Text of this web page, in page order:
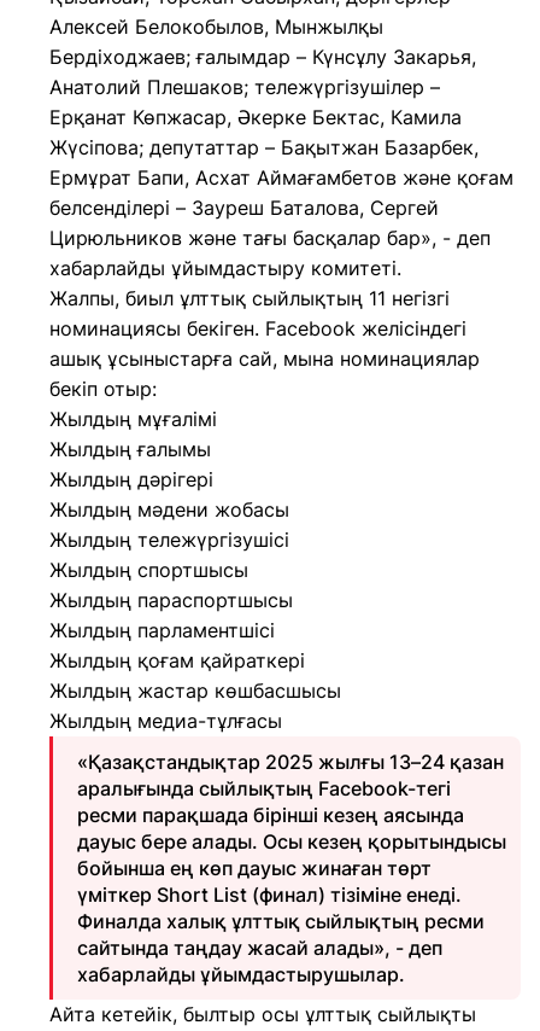
Алексей Белокобылов, Мынжылқы
Бердіходжаев; ғалымдар – Күнсұлу Закарья,
Анатолий Плешаков; тележүргізушілер –
Ерқанат Көпжасар, Әкерке Бектас, Камила
Жүсіпова; депутаттар – Бақытжан Базарбек,
Ермұрат Бапи, Асхат Аймағамбетов және қоғам
белсенділері – Зауреш Баталова, Сергей
Цирюльников және тағы басқалар бар», - деп
хабарлайды ұйымдастыру комитеті.
Жалпы, биыл ұлттық сыйлықтың 11 негізгі
номинациясы бекіген. Facebook желісіндегі
ашық ұсыныстарға сай, мына номинациялар
бекіп отыр:
Жылдың мұғалімі
Жылдың ғалымы
Жылдың дәрігері
Жылдың мәдени жобасы
Жылдың тележүргізушісі
Жылдың спортшысы
Жылдың параспортшысы
Жылдың парламентшісі
Жылдың қоғам қайраткері
Жылдың жастар көшбасшысы
Жылдың медиа-тұлғасы
«Қазақстандықтар 2025 жылғы 13–24 қазан
аралығында сыйлықтың Facebook-тегі
ресми парақшада бірінші кезең аясында
дауыс бере алады. Осы кезең қорытындысы
бойынша ең көп дауыс жинаған төрт
үміткер Short List (финал) тізіміне енеді.
Финалда халық ұлттық сыйлықтың ресми
сайтында таңдау жасай алады», - деп
хабарлайды ұйымдастырушылар.
Айта кетейік, былтыр осы ұлттық сыйлықты